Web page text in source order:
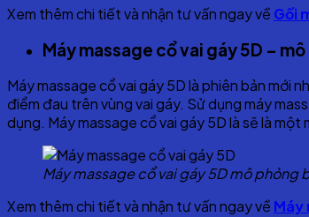
Xem thêm chi tiết và nhận tư vấn ngay về Gối
Máy massage cổ vai gáy 5D –
Máy massage cổ vai gáy 5D là phiên bản
điểm đau trên vùng vai gáy. Sử dụng máy
dụng. Máy massage cổ vai gáy 5D là sẽ là
Máy massage cổ vai gáy 5D mô
Xem thêm chi tiết và nhận tư vấn ngay về Máy